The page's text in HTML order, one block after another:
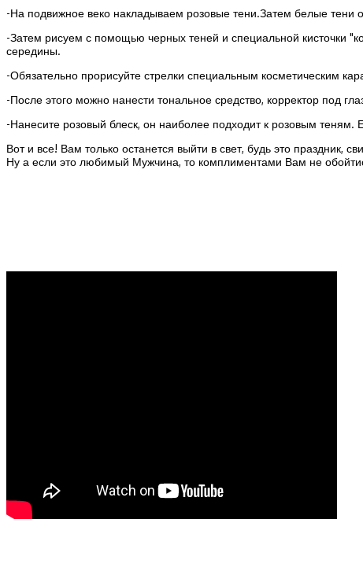
-На подвижное веко накладываем розовые тени.Затем белые тени
-Затем рисуем с помощью черных теней и специальной кисточки
середины.
-Обязательно прорисуйте стрелки специальным косметическим
-После этого можно нанести тональное средство, корректор под
-Нанесите розовый блеск, он наиболее подходит к розовым теням.
Вот и все! Вам только останется выйти в свет, будь это праздник,
Ну а если это любимый Мужчина, то комплиментами Вам не